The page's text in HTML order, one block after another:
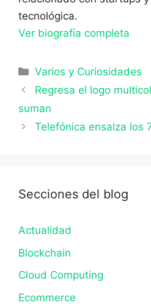
tecnológica.
Ver biografía completa
Categorías
Varios y Curiosidades
Regresa el logo
suman
Telefónica ensalza los
Secciones del blog
Actualidad
Blockchain
Cloud Computing
Ecommerce